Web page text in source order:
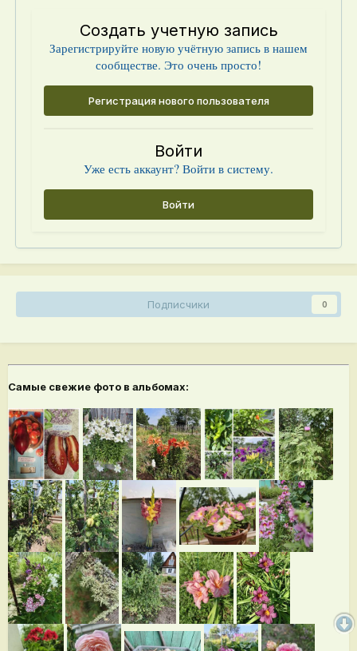
Создать учетную запись
Зарегистрируйте новую учётную запись в нашем
сообществе. Это очень просто!
Регистрация нового пользователя
Войти
Уже есть аккаунт? Войти в систему.
Войти
Подписчики 0
Самые свежие фото в альбомах: